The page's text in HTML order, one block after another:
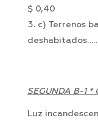
$ 0,40
c) Terrenos
SEGUNDA B-1 *
Luz